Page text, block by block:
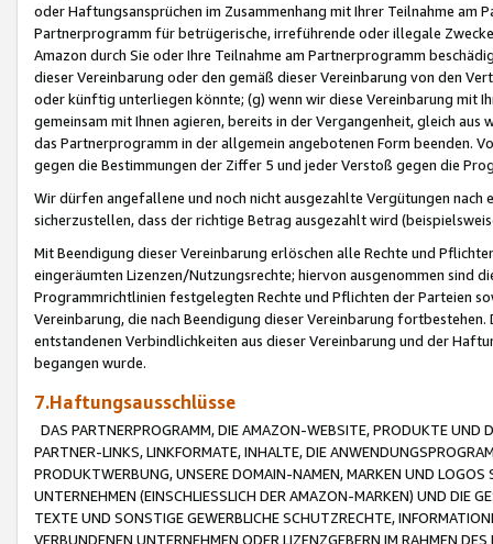
oder Haftungsansprüchen im Zusammenhang mit Ihrer Teilnahme am
Partnerprogramm für betrügerische, irreführende oder illegale
Amazon durch Sie oder Ihre Teilnahme am Partnerprogramm
dieser Vereinbarung oder den gemäß dieser Vereinbarung von den
oder künftig unterliegen könnte; (g) wenn wir diese Vereinbarung mit
gemeinsam mit Ihnen agieren, bereits in der Vergangenheit, gleich
das Partnerprogramm in der allgemein angebotenen Form beenden.
gegen die Bestimmungen der Ziffer 5 und jeder Verstoß gegen die
Wir dürfen angefallene und noch nicht ausgezahlte Vergütungen
sicherzustellen, dass der richtige Betrag ausgezahlt wird
Mit Beendigung dieser Vereinbarung erlöschen alle Rechte und
eingeräumten Lizenzen/Nutzungsrechte; hiervon ausgenommen sind
Programmrichtlinien festgelegten Rechte und Pflichten der Parteien
Vereinbarung, die nach Beendigung dieser Vereinbarung
entstandenen Verbindlichkeiten aus dieser Vereinbarung und der
begangen wurde.
7.Haftungsausschlüsse
DAS PARTNERPROGRAMM, DIE AMAZON-WEBSITE, PRODUKTE UND
PARTNER-LINKS, LINKFORMATE, INHALTE, DIE
PRODUKTWERBUNG, UNSERE DOMAIN-NAMEN, MARKEN UND
UNTERNEHMEN (EINSCHLIESSLICH DER AMAZON-MARKEN) UND DIE
TEXTE UND SONSTIGE GEWERBLICHE SCHUTZRECHTE,
VERBUNDENEN UNTERNEHMEN ODER LIZENZGEBERN IM RAHMEN